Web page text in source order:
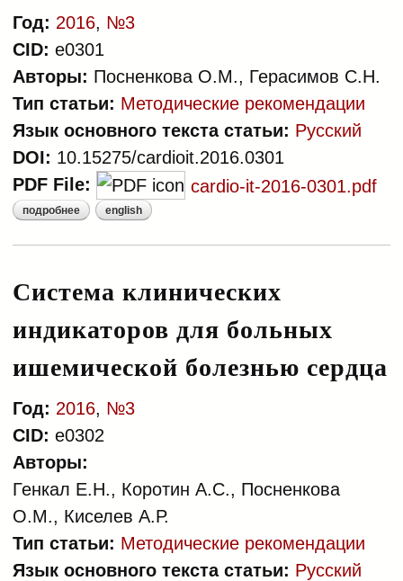
Год: 2016, №3
CID: e0301
Авторы: Посненкова О.М., Герасимов С.Н.
Тип статьи: Методические рекомендации
Язык основного текста статьи: Русский
DOI: 10.15275/cardioit.2016.0301
PDF File:
cardio-it-2016-0301.pdf
подробнеео система клинических
english
Система клинических
индикаторов для больных
ишемической болезнью сердца
Год: 2016, №3
CID: e0302
Авторы:
Генкал Е.Н., Коротин А.С., Посненкова
О.М., Киселев А.Р.
Тип статьи: Методические рекомендации
Язык основного текста статьи: Русский